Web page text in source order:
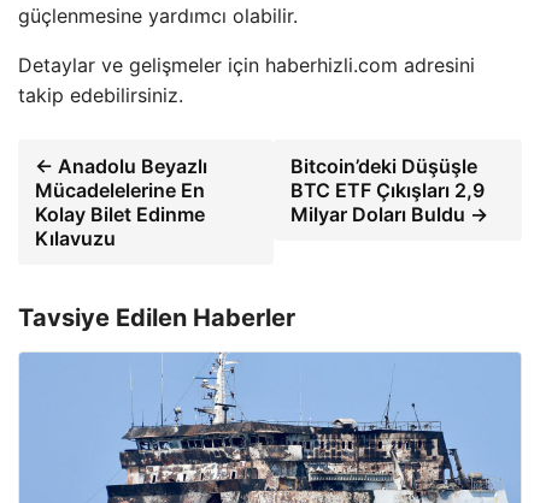
güçlenmesine yardımcı olabilir.
Detaylar ve gelişmeler için haberhizli.com adresini
takip edebilirsiniz.
← Anadolu Beyazlı
Mücadelelerine En
Kolay Bilet Edinme
Kılavuzu
Bitcoin’deki Düşüşle
BTC ETF Çıkışları 2,9
Milyar Doları Buldu →
Tavsiye Edilen Haberler